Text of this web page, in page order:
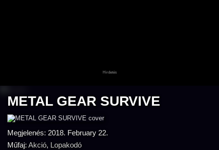
METAL GEAR SURVIVE
Megjelenés: 2018. February 22.
Műfaj: Akció, Lopakodó